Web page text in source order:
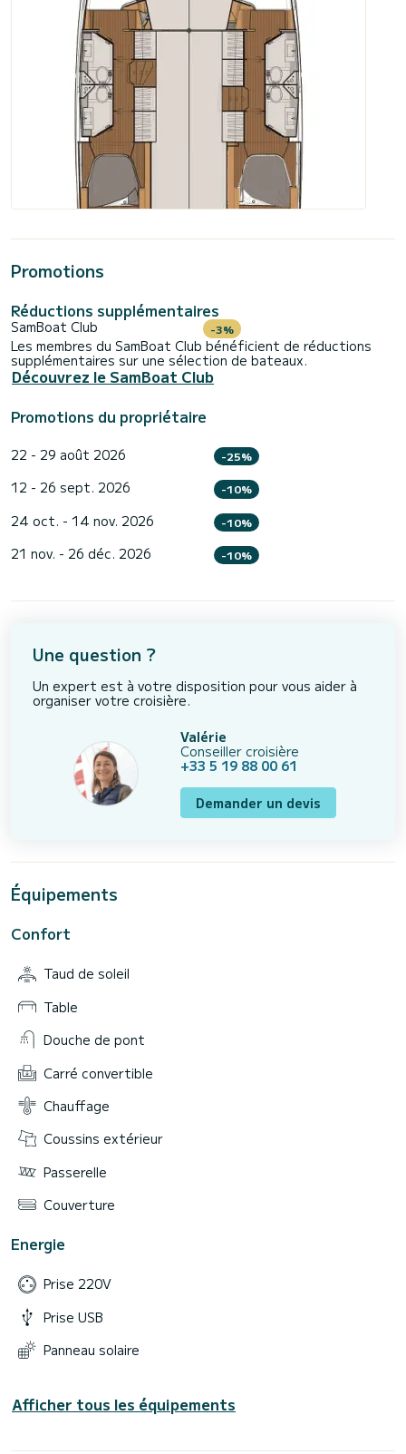
Promotions
Réductions supplémentaires
SamBoat Club -3%
Les membres du SamBoat Club bénéficient de réductions
supplémentaires sur une sélection de bateaux.
Découvrez le SamBoat Club
Promotions du propriétaire
22 - 29 août 2026 -25%
12 - 26 sept. 2026 -10%
24 oct. - 14 nov. 2026 -10%
21 nov. - 26 déc. 2026 -10%
Une question ?
Un expert est à votre disposition pour vous aider à
organiser votre croisière.
Valérie
Conseiller croisière
+33 5 19 88 00 61
Demander un devis
Équipements
Confort
Taud de soleil
Table
Douche de pont
Carré convertible
Chauffage
Coussins extérieur
Passerelle
Couverture
Energie
Prise 220V
Prise USB
Panneau solaire
Afficher tous les équipements